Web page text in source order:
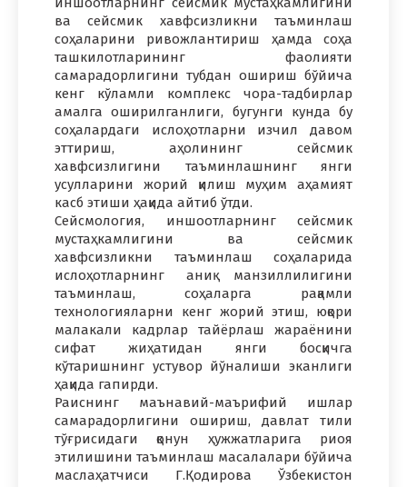
ва сейсмик хавфсизликни таъминлаш
соҳаларини ривожлантириш ҳамда соҳа
ташкилотларининг фаолияти
самарадорлигини тубдан ошириш бўйича
кенг кўламли комплекс чора-тадбирлар
амалга оширилганлиги, бугунги кунда бу
соҳалардаги ислоҳотларни изчил давом
эттириш, аҳолининг сейсмик
хавфсизлигини таъминлашнинг янги
усулларини жорий қилиш муҳим аҳамият
касб этиши ҳақида айтиб ўтди.
Сейсмология, иншоотларнинг сейсмик
мустаҳкамлигини ва сейсмик
хавфсизликни таъминлаш соҳаларида
ислоҳотларнинг аниқ манзиллилигини
таъминлаш, соҳаларга рақамли
технологияларни кенг жорий этиш, юқори
малакали кадрлар тайёрлаш жараёнини
сифат жиҳатидан янги босқичга
кўтаришнинг устувор йўналиши эканлиги
ҳақида гапирди.
Раиснинг маънавий-маърифий ишлар
самарадорлигини ошириш, давлат тили
тўғрисидаги қонун ҳужжатларига риоя
этилишини таъминлаш масалалари бўйича
маслаҳатчиси Г.Қодирова Ўзбекистон